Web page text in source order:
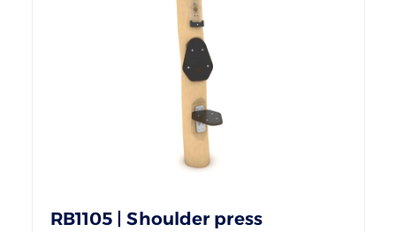
RB1105 | Shoulder press